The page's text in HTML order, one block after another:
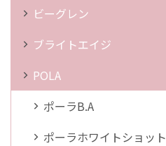
ビーグレン
ブライトエイジ
POLA
ポーラB.A
ポーラホワイトショット